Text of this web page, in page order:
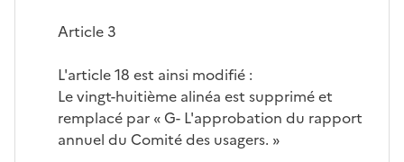
Article 3
L'article 18 est ainsi modifié :
Le vingt-huitième alinéa est supprimé et
remplacé par « G- L'approbation du rapport
annuel du Comité des usagers. »